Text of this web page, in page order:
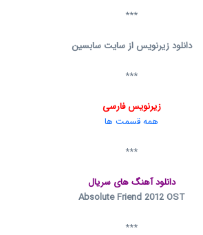
***
دانلود زیرنویس از سایت سابسین
***
زیرنویس فارسی
همه قسمت ها
***
دانلود آهنگ های سریال
Absolute Friend 2012 OST
***